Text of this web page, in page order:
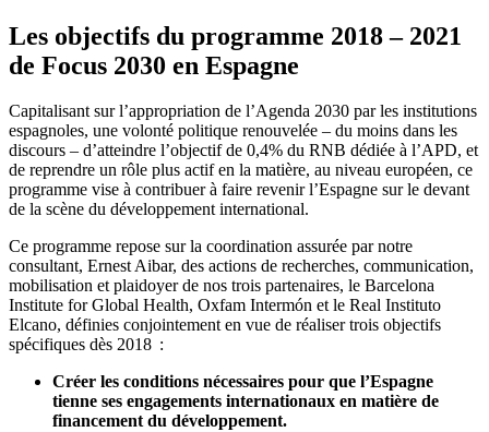
Les objectifs du programme 2018 – 2021
de Focus 2030 en Espagne
Capitalisant sur l’appropriation de l’Agenda 2030 par les institutions
espagnoles, une volonté politique renouvelée – du moins dans les
discours – d’atteindre l’objectif de 0,4% du RNB dédiée à l’APD, et
de reprendre un rôle plus actif en la matière, au niveau européen, ce
programme vise à contribuer à faire revenir l’Espagne sur le devant
de la scène du développement international.
Ce programme repose sur la coordination assurée par notre
consultant, Ernest Aibar, des actions de recherches, communication,
mobilisation et plaidoyer de nos trois partenaires, le Barcelona
Institute for Global Health, Oxfam Intermón et le Real Instituto
Elcano, définies conjointement en vue de réaliser trois objectifs
spécifiques dès 2018 :
Créer les conditions nécessaires pour que l’Espagne
tienne ses engagements internationaux en matière de
financement du développement.